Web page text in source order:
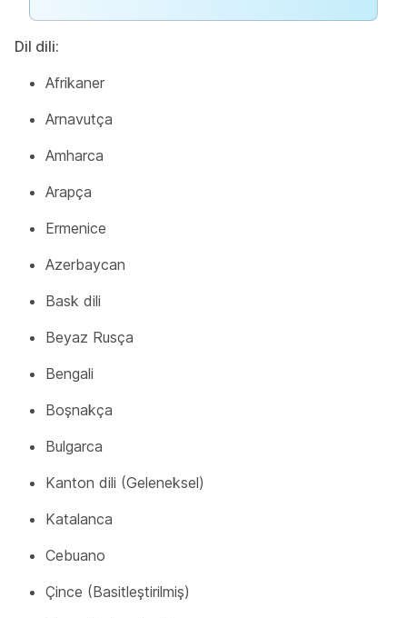
Dil dili:
Afrikaner
Arnavutça
Amharca
Arapça
Ermenice
Azerbaycan
Bask dili
Beyaz Rusça
Bengali
Boşnakça
Bulgarca
Kanton dili (Geleneksel)
Katalanca
Cebuano
Çince (Basitleştirilmiş)